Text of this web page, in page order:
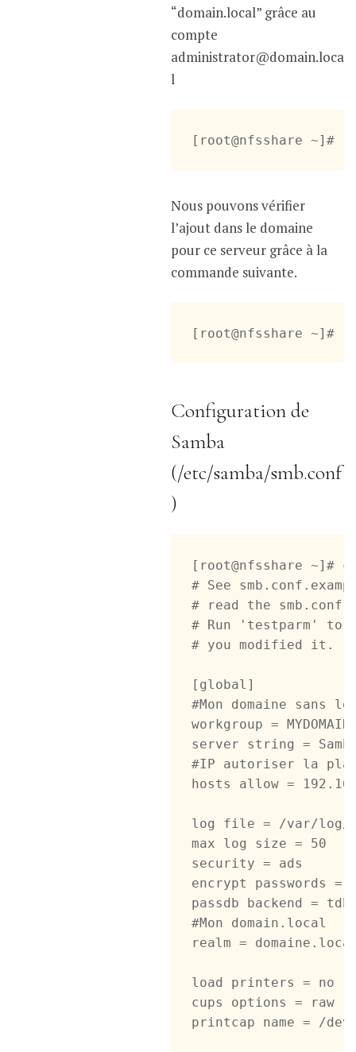
“domain.local” grâce au
compte
administrator@domain.loca
l
[root@nfsshare ~]#
Nous pouvons vérifier
l’ajout dans le domaine
pour ce serveur grâce à la
commande suivante.
[root@nfsshare ~]#
Configuration de
Samba
(/etc/samba/smb.conf
)
[root@nfsshare ~]#
# See
# read the smb.conf
# Run 'testparm'
# you modified it.
[global]
#Mon domaine sans
workgroup = MYDOMAIN
server string =
#IP autoriser la
hosts allow =
log file = /var/log/
max log size = 50
security = ads
encrypt passwords =
passdb backend =
#Mon domain.local
realm =
load printers = no
cups options = raw
printcap name = /